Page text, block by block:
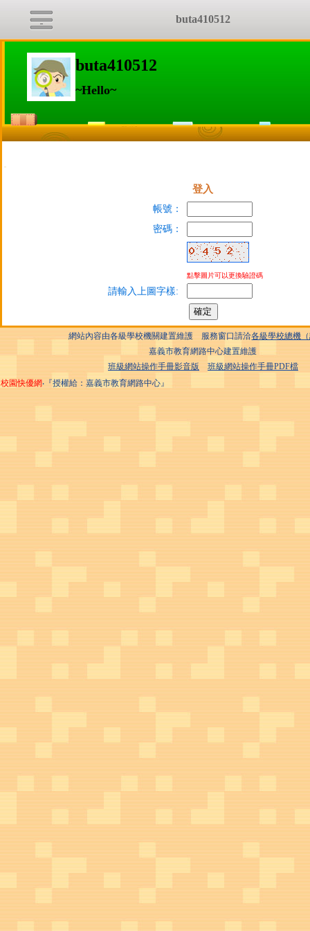
buta410512
~Hello~
:::
登入
帳號：
密碼：
請輸入上圖字樣:
點擊圖片可以更換驗證碼
網站內容由各級學校機關建置維護 服務窗口請洽各級學校總機
嘉義市教育網路中心建置維護
班級網站操作手冊影音版
班級網站操作手冊PDF檔
校園快優網‧『授權給：嘉義市教育網路中心』
buta410512